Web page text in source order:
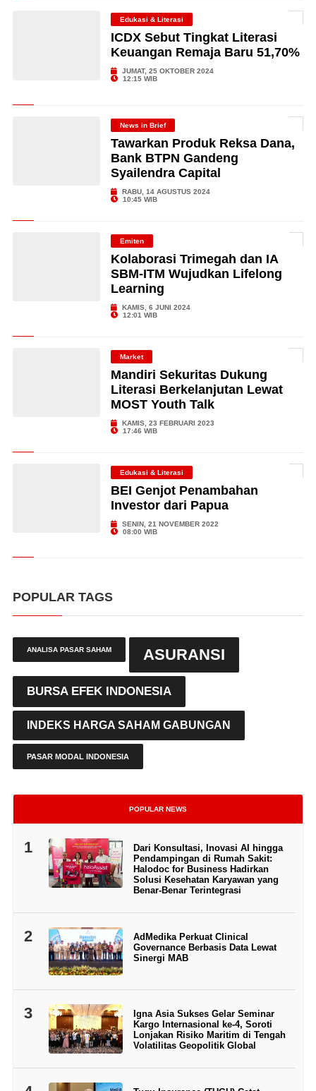
Edukasi & Literasi
ICDX Sebut Tingkat Literasi
Keuangan Remaja Baru 51,70%
JUMAT, 25 OKTOBER 2024
12:15 WIB
News in Brief
Tawarkan Produk Reksa Dana,
Bank BTPN Gandeng
Syailendra Capital
RABU, 14 AGUSTUS 2024
10:45 WIB
Emiten
Kolaborasi Trimegah dan IA
SBM-ITM Wujudkan Lifelong
Learning
KAMIS, 6 JUNI 2024
12:01 WIB
Market
Mandiri Sekuritas Dukung
Literasi Berkelanjutan Lewat
MOST Youth Talk
KAMIS, 23 FEBRUARI 2023
17:46 WIB
Edukasi & Literasi
BEI Genjot Penambahan
Investor dari Papua
SENIN, 21 NOVEMBER 2022
08:00 WIB
POPULAR TAGS
ANALISA PASAR SAHAM ASURANSI
BURSA EFEK INDONESIA
INDEKS HARGA SAHAM GABUNGAN
PASAR MODAL INDONESIA
POPULAR NEWS
1
Dari Konsultasi, Inovasi AI hingga
Pendampingan di Rumah Sakit:
Halodoc for Business Hadirkan
Solusi Kesehatan Karyawan yang
Benar-Benar Terintegrasi
2
AdMedika Perkuat Clinical
Governance Berbasis Data Lewat
Sinergi MAB
3
Igna Asia Sukses Gelar Seminar
Kargo Internasional ke-4, Soroti
Lonjakan Risiko Maritim di Tengah
Volatilitas Geopolitik Global